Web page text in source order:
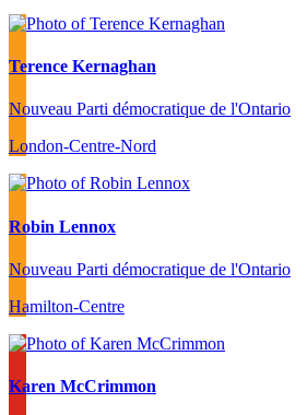
Terence Kernaghan
Nouveau Parti démocratique de l'Ontario
London-Centre-Nord
Robin Lennox
Nouveau Parti démocratique de l'Ontario
Hamilton-Centre
Karen McCrimmon